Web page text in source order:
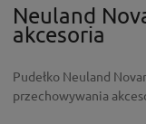
Neuland
akcesoria
Pudełko Neuland
przechowywania